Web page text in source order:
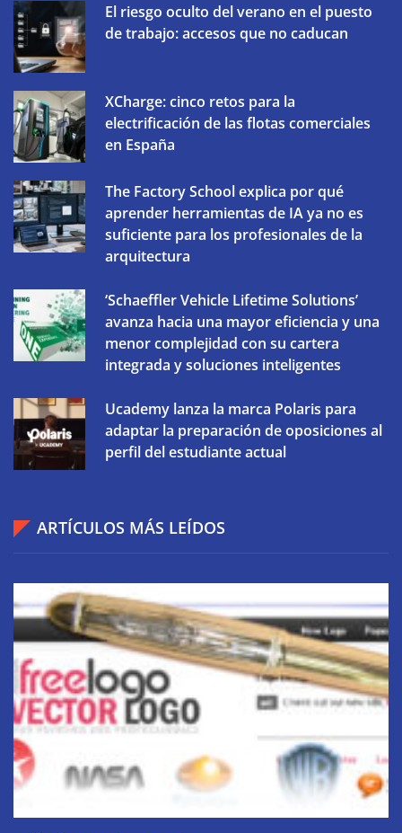
El riesgo oculto del verano en el puesto
de trabajo: accesos que no caducan
XCharge: cinco retos para la
electrificación de las flotas comerciales
en España
The Factory School explica por qué
aprender herramientas de IA ya no es
suficiente para los profesionales de la
arquitectura
‘Schaeffler Vehicle Lifetime Solutions’
avanza hacia una mayor eficiencia y una
menor complejidad con su cartera
integrada y soluciones inteligentes
Ucademy lanza la marca Polaris para
adaptar la preparación de oposiciones al
perfil del estudiante actual
ARTÍCULOS MÁS LEÍDOS